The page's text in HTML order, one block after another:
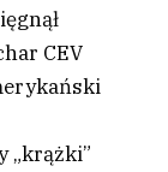
CEV
„krążki”